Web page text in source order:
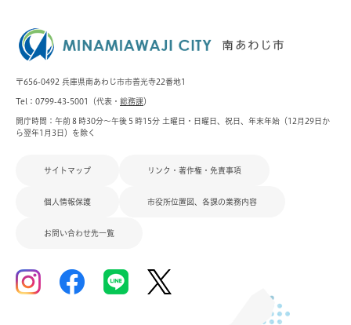
〒656-0492 兵庫県南あわじ市市善光寺22番地1
Tel：0799-43-5001（代表・ 総務課）
開庁時間：午前８時30分～午後５時15分 土曜日・日曜日、祝日、年末年始（12月29日か
ら翌年1月3日）を除く
サイトマップ リンク・著作権・免責事項
個人情報保護 市役所位置図、各課の業務内容
お問い合わせ先一覧